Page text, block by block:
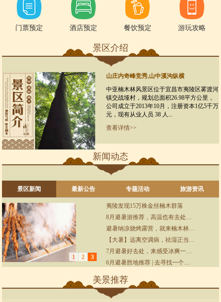
门票预定 酒店预定 餐饮预定 游玩攻略
景区介绍
山庄内奇峰竞秀,山中溪沟纵横
中亚楠木林风景区位于宜昌市夷陵区雾渡河
镇交战垭村，规划总面积26.98平方公里，
公司成立于2013年10月，注册资本1亿5千万
元，现有从业人员 38 人...
查看详情>>
新闻动态
景区新闻 最新公告 专题活动 旅游资讯
1 2 3
夷陵发现15万株金丝楠木群落
8月避暑游推荐，高温也有去处…
避暑纳凉烧烤露营，就来楠木林…
【大暑】远离空调病，祛湿正当…
7月避暑好去处，来感受冰爽一…
6月避暑胜地推荐 | 去寻找一个…
美景推荐